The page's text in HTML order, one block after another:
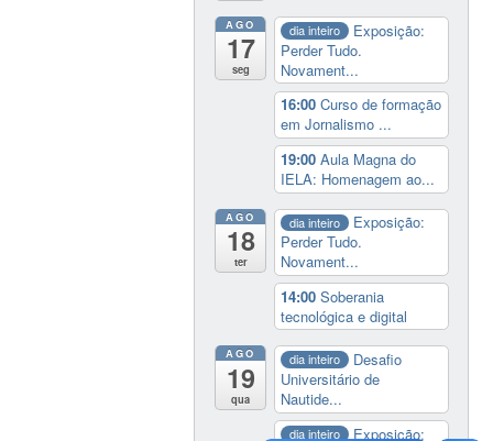
AGO
17
seg
dia inteiro
Exposição:
Perder Tudo.
Novament...
16:00Curso de formação
em Jornalismo ...
19:00Aula Magna do
IELA: Homenagem ao...
AGO
18
ter
dia inteiro
Exposição:
Perder Tudo.
Novament...
14:00Soberania
tecnológica e digital
AGO
19
qua
dia inteiro
Desafio
Universitário de
Nautide...
dia inteiro Exposição: